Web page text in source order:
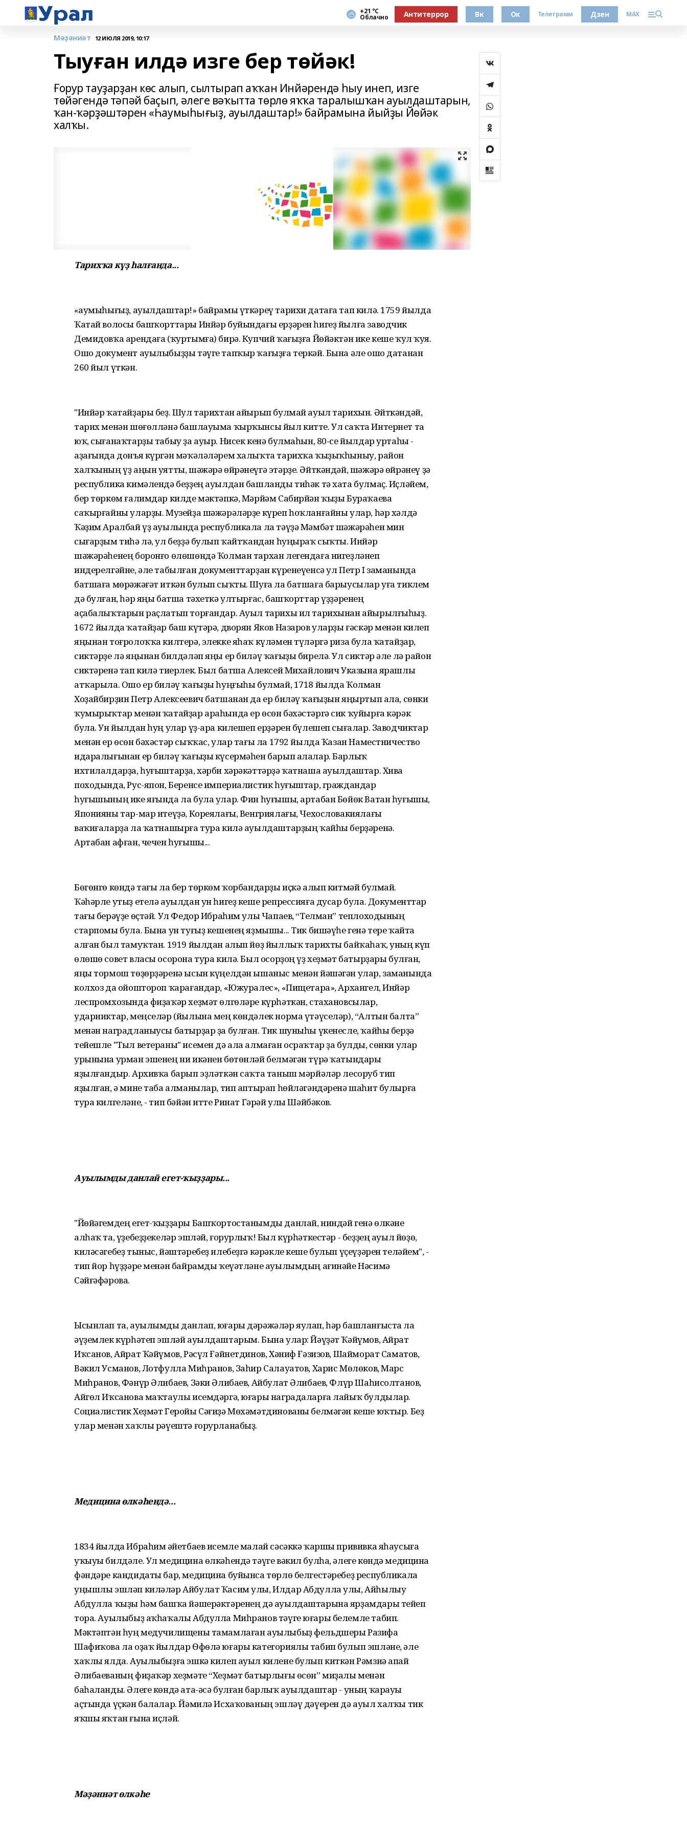
+21 °С
Облачно Антитеррор Вк Ок Телеграмм Дзен MAX
Мәҙәниәт 12 ИЮЛЯ 2019, 10:17
Тыуған илдә изге бер төйәк!
Ғорур тауҙарҙан көс алып, сылтырап аҡҡан Инйәрендә һыу инеп, изге
төйәгендә тәпәй баҫып, әлеге вәҡытта төрлө яҡҡа таралышҡан ауылдаштарын,
ҡан-ҡәрҙәштәрен «Һаумыһығыҙ, ауылдаштар!» байрамына йыйҙы Йөйәк
халҡы.
Тарихҡа күҙ һалғанда...
«Һаумыһығыҙ, ауылдаштар!» байрамы үткәреү тарихи датаға тап килә. 1759 йылда
Ҡатай волосы башҡорттары Инйәр буйындағы ерҙәрен һигеҙ йылға заводчик
Демидовҡа арендаға (ҡуртымға) бирә. Купчий ҡағыҙға Йөйәктән ике кеше ҡул ҡуя.
Ошо документ ауылыбыҙҙы тәүге тапҡыр ҡағыҙға теркәй. Бына әле ошо датанан
260 йыл үткән.
"Инйәр ҡатайҙары беҙ. Шул тарихтан айырып булмай ауыл тарихын. Әйткәндәй,
тарих менән шөғөлләнә башлауыма ҡырҡынсы йыл китте. Ул саҡта Интернет та
юҡ, сығанаҡтарҙы табыу ҙа ауыр. Нисек кенә булмаһын, 80-се йылдар уртаһы -
аҙағында донъя күргән мәҡәләләрем халыҡта тарихҡа ҡыҙыҡһыныу, район
халҡының үҙ аңын уятты, шәжәрә өйрәнеүгә этәрҙе. Әйткәндәй, шәжәрә өйрәнеү ҙә
республика кимәлендә беҙҙең ауылдан башланды тиһәк тә хата булмаҫ. Иҫләйем,
бер төркөм ғалимдар килде мәктәпкә, Мәрйәм Сабирйән ҡыҙы Бураҡаева
саҡырғайны уларҙы. Музейҙа шәжәрәләрҙе күреп һоҡланғайны улар, һәр хәлдә
Ҡәҙим Аралбай үҙ ауылында республикала ла тәүҙә Мәмбәт шәжәрәһен мин
сығарҙым тиһә лә, ул беҙҙә булып ҡайтҡандан һуңыраҡ сыҡты. Инйәр
шәжәрәһенең боронғо өлөшөндә Ҡолман тархан легендаға нигеҙләнеп
индерелгәйне, әле табылған документтарҙан күренеүенсә ул Петр I заманында
батшаға мөрәжәғәт иткән булып сыҡты. Шуға ла батшаға барыусылар уға тиклем
дә булған, һәр яңы батша тәхеткә ултырғас, башҡорттар үҙҙәренең
аҫабалыҡтарын раҫлатып торғандар. Ауыл тарихы ил тарихынан айырылғыһыҙ.
1672 йылда ҡатайҙар баш күтәрә, дворян Яков Назаров уларҙы ғәскәр менән килеп
яңынан тоғролоҡҡа килтерә, элекке яһаҡ күләмен түләргә риза була ҡатайҙар,
сиктәрҙе лә яңынан билдәләп яңы ер биләү ҡағыҙы бирелә. Ул сиктәр әле лә район
сиктәренә тап килә тиерлек. Был батша Алексей Михайлович Указына ярашлы
атҡарыла. Ошо ер биләү ҡағыҙы һуңғыһы булмай, 1718 йылда Ҡолман
Хоҙайбирҙин Петр Алексеевич батшанан да ер биләү ҡағыҙын яңыртып ала, сөнки
ҡумырыҡтар менән ҡатайҙар араһында ер өсөн бәхәстәргә сик ҡуйырға кәрәк
була. Ун йылдан һуң улар үҙ-ара килешеп ерҙәрен бүлешеп сығалар. Заводчиктар
менән ер өсөн бәхәстәр сыҡҡас, улар тағы ла 1792 йылда Ҡазан Наместничество
идаралығынан ер биләү ҡағыҙы күсермәһен барып алалар. Барлыҡ
ихтилалдарҙа, һуғыштарҙа, хәрби хәрәкәттәрҙә ҡатнаша ауылдаштар. Хива
походында, Рус-япон, Беренсе империалистик һуғыштар, граждандар
һуғышының ике яғында ла була улар. Фин һуғышы, артабан Бөйөк Ватан һуғышы,
Японияны тар-мар итеүҙә, Кореялағы, Венгриялағы, Чехословакиялағы
ваҡиғаларҙа ла ҡатнашырға тура килә ауылдаштарҙың ҡайһы берҙәренә.
Артабан афған, чечен һуғышы...
Бөгөнгө көндә тағы ла бер төркөм ҡорбандарҙы иҫкә алып китмәй булмай.
Ҡәһәрле утыҙ етелә ауылдан ун һигеҙ кеше репрессияға дусар була. Документтар
тағы берәүҙе өҫтәй. Ул Федор Ибраһим улы Чапаев, “Телман” теплоходының
старпомы була. Бына ун туғыҙ кешенең яҙмышы... Тик бишәүһе генә тере ҡайта
алған был тамуҡтан. 1919 йылдан алып йөҙ йыллыҡ тарихты байҡаһаҡ, уның күп
өлөшө совет власы осорона тура килә. Был осорҙоң үҙ хеҙмәт батырҙары булған,
яңы тормош төҙөрҙәренә ысын күңелдән ышаныс менән йәшәгән улар, заманында
колхоз да ойоштороп ҡарағандар, «Южуралес», «Пищетара», Архангел, Инйәр
леспромхозында фиҙаҡәр хеҙмәт өлгөләре күрһәткән, стахановсылар,
ударниктар, меңселәр (йылына мең көндәлек норма үтәүселәр), “Алтын балта”
менән наградланыусы батырҙар ҙа булған. Тик шуныһы үкенесле, ҡайһы берҙә
тейешле "Тыл ветераны" исемен дә ала алмаған осраҡтар ҙа булды, сөнки улар
урынына урман эшенең ни икәнен бѳтѳнләй белмәгән түрә ҡатындары
яҙылғандыр. Архивҡа барып эҙләткән саҡта таныш мәрйәләр лесоруб тип
яҙылған, ә мине таба алманылар, тип аптырап һөйләгәндәренә шаһит булырға
тура килгеләне, - тип бәйән итте Ринат Гәрәй улы Шәйбәков.
Ауылымды данлай егет-ҡыҙҙары...
"Йөйәгемдең егет-ҡыҙҙары Башҡортостанымды данлай, ниндәй генә өлкәне
алһаҡ та, үҙебеҙҙекеләр эшләй, ғорурлыҡ! Был күрһәткестәр - беҙҙең ауыл йөҙө,
киләсәгебеҙ тыныс, йәштәребеҙ илебеҙгә кәрәкле кеше булып үҫеүҙәрен теләйем", -
тип йор һүҙҙәре менән байрамды ҡеүәтләне ауылымдың ағинәйе Нәсимә
Сәйғәфәрова.
Ысынлап та, ауылымды данлап, юғары дәрәжәләр яулап, һәр башланғыста ла
әүҙемлек күрһәтеп эшләй ауылдаштарым. Бына улар: Йәүҙәт Ҡәйүмов, Айрат
Иҡсанов, Айрат Ҡәйүмов, Рәсүл Ғәйнетдинов, Хәниф Ғәзизов, Шайморат Саматов,
Вәкил Усманов, Лотфулла Миһранов, Заһир Салауатов, Харис Мөлөков, Марс
Миһранов, Фәнүр Әлибаев, Зәки Әлибаев, Айбулат Әлибаев, Флүр Шаһисолтанов,
Айгөл Иҡсанова маҡтаулы исемдәргә, юғары наградаларға лайыҡ булдылар.
Социалистик Хеҙмәт Геройы Сәғиҙә Мөхәмәтдинованы белмәгән кеше юҡтыр. Беҙ
улар менән хаҡлы рәүештә ғорурланабыҙ.
Медицина өлкәһендә...
1834 йылда Ибраһим Һәйетбаев исемле малай сәсәккә ҡаршы прививка яһаусыға
уҡыуы билдәле. Ул медицина өлкәһендә тәүге вәкил булһа, әлеге көндә медицина
фәндәре кандидаты бар, медицина буйынса төрлө белгестәребеҙ республикала
уңышлы эшләп киләләр Айбулат Ҡасим улы, Илдар Абдулла улы, Айһылыу
Абдулла ҡыҙы һәм башҡа йәшерәктәренең дә ауылдаштарына ярҙамдары тейеп
тора. Ауылыбыҙ аҡһаҡалы Абдулла Миһранов тәүге юғары белемле табип.
Мәктәптән һуң медучилищены тамамлаған ауылыбыҙ фельдшеры Разифа
Шафиҡова ла оҙаҡ йылдар Ѳфѳлә юғары категориялы табип булып эшләне, әле
хаҡлы ялда. Ауылыбыҙға эшкә килеп ауыл килене булып киткән Рәмзиә апай
Әлибаеваның фиҙаҡәр хеҙмәте “Хеҙмәт батырлығы өсөн” миҙалы менән
баһаланды. Әлеге көндә ата-әсә булған барлыҡ ауылдаштар - уның ҡарауы
аҫтында үҫкән балалар. Йәмилә Исхаҡованың эшләү дәүерен дә ауыл халҡы тик
яҡшы яҡтан ғына иҫләй.
Мәҙәниәт өлкәһе